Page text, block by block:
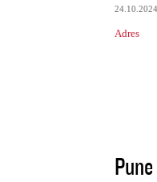
24.10.2024
Adres